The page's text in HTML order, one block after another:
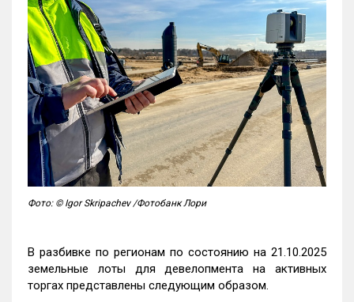
Фото: © Igor Skripachev /Фотобанк Лори
В разбивке по регионам по состоянию на 21.10.2025
земельные лоты для девелопмента на активных
торгах представлены следующим образом.